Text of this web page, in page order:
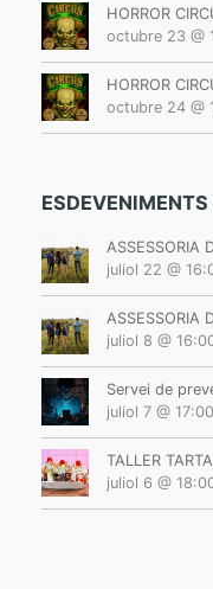
a
t
i
o
n
HORROR
octubre 23 @
HORROR
octubre 24 @
ASSESSORIA
juliol 22 @
ASSESSORIA
juliol 8 @
Servei de
juliol 7 @ 17:00
TALLER
juliol 6 @